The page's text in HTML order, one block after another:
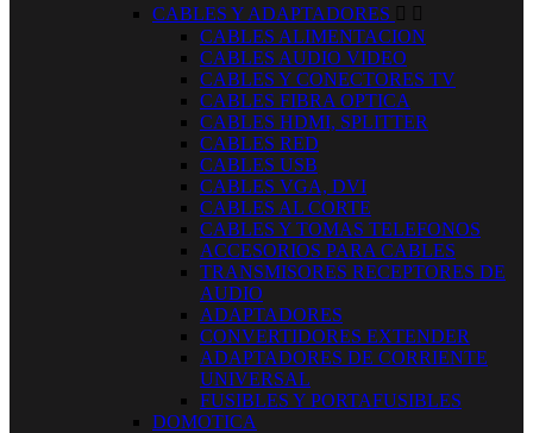
CABLES Y ADAPTADORES  
CABLES ALIMENTACION
CABLES AUDIO VIDEO
CABLES Y CONECTORES TV
CABLES FIBRA OPTICA
CABLES HDMI, SPLITTER
CABLES RED
CABLES USB
CABLES VGA, DVI
CABLES AL CORTE
CABLES Y TOMAS TELEFONOS
ACCESORIOS PARA CABLES
TRANSMISORES RECEPTORES DE
AUDIO
ADAPTADORES
CONVERTIDORES EXTENDER
ADAPTADORES DE CORRIENTE
UNIVERSAL
FUSIBLES Y PORTAFUSIBLES
DOMOTICA